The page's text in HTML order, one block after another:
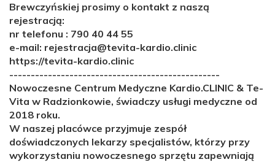
Brewczyńskiej prosimy o kontakt z naszą
rejestracją:
nr telefonu : 790 40 44 55
e-mail: rejestracja@tevita-kardio.clinic
https://tevita-kardio.clinic
-------------------------------------------------
Nowoczesne Centrum Medyczne Kardio.CLINIC & Te-
Vita w Radzionkowie, świadczy usługi medyczne od
2018 roku.
W naszej placówce przyjmuje zespół
doświadczonych lekarzy specjalistów, którzy przy
wykorzystaniu nowoczesnego sprzętu zapewniają